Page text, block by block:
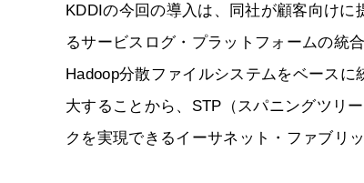
KDDIの今回の導入は、同社が顧客向け
るサービスログ・プラットフォームの統
Hadoop分散ファイルシステムをベース
大することから、STP（スパニングツリ
クを実現できるイーサネット・ファブリ